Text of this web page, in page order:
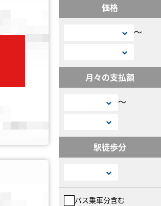
価格
〜
月々の支払額
〜
駅徒歩分
バス乗車分含む